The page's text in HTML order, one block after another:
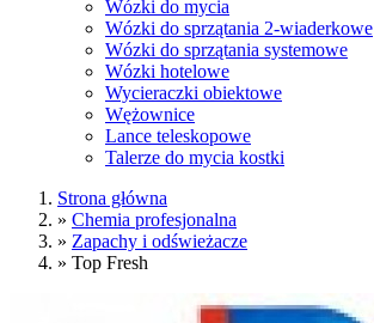
Wózki do mycia
Wózki do sprzątania 2-wiaderkowe
Wózki do sprzątania systemowe
Wózki hotelowe
Wycieraczki obiektowe
Wężownice
Lance teleskopowe
Talerze do mycia kostki
Strona główna
» Chemia profesjonalna
» Zapachy i odświeżacze
» Top Fresh